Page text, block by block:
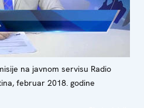
na javnom servisu Radio
februar 2018. godine